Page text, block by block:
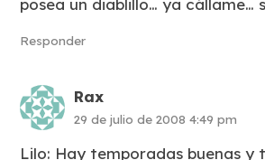
posea un diablillo… ya cállame…
Responder
Rax
29 de julio de 2008 4:49 pm
Lilo: Hay temporadas buenas y